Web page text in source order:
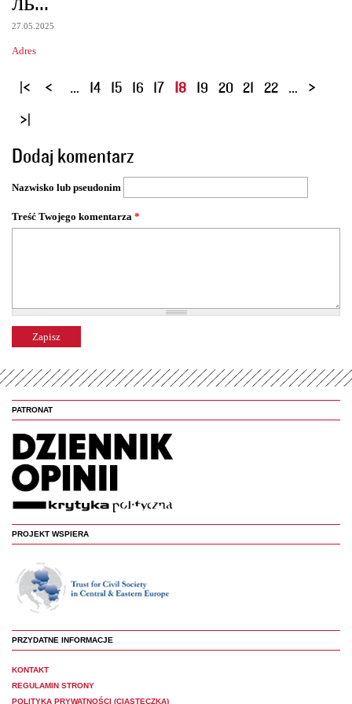
27.05.2025
Adres
S
o
n
y
… 14 15 16 17 18 19 20 21 22 …
Dodaj komentarz
Nazwisko lub pseudonim
Treść Twojego komentarza *
PATRONAT
PROJEKT WSPIERA
PRZYDATNE INFORMACJE
KONTAKT
REGULAMIN STRONY
POLITYKA PRYWATNOŚCI (CIASTECZKA)